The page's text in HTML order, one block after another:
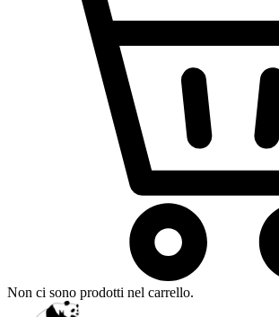
Non ci sono prodotti nel carrello.